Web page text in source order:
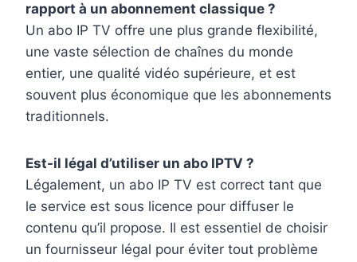
rapport à un abonnement classique ?
Un abo IP TV offre une plus grande flexibilité,
une vaste sélection de chaînes du monde
entier, une qualité vidéo supérieure, et est
souvent plus économique que les abonnements
traditionnels.
Est-il légal d’utiliser un abo IPTV ?
Légalement, un abo IP TV est correct tant que
le service est sous licence pour diffuser le
contenu qu’il propose. Il est essentiel de choisir
un fournisseur légal pour éviter tout problème